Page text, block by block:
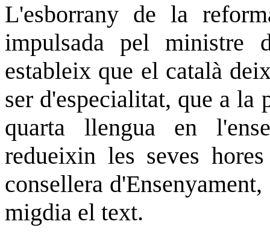
L'esborrany de la
impulsada pel ministre
estableix que el català
ser d'especialitat, que a
quarta llengua en
redueixin les seves
consellera
migdia el text.